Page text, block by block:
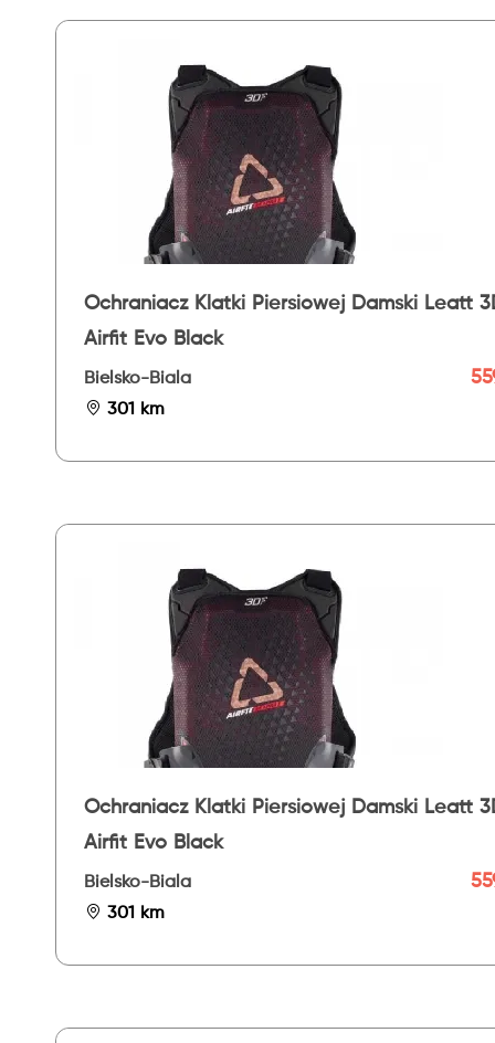
Ochraniacz Klatki Piersiowej Damski Leatt
Airfit Evo Black
Bielsko-Biala
301 km
Ochraniacz Klatki Piersiowej Damski Leatt
Airfit Evo Black
Bielsko-Biala
301 km